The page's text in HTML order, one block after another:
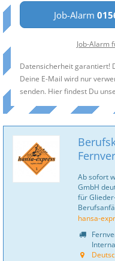
Job-Alarm
Job-Alarm
Datensicherheit garantiert!
Deine E-Mail wird nur
senden. Hier findest Du
Ab sofort
GmbH
für
hansa-